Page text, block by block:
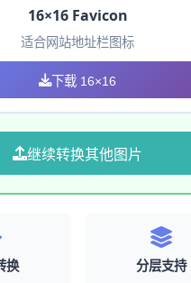
16×16 Favicon
适合网站地址栏图标
下载 16×16
继续转换其他图片
换 分层支持